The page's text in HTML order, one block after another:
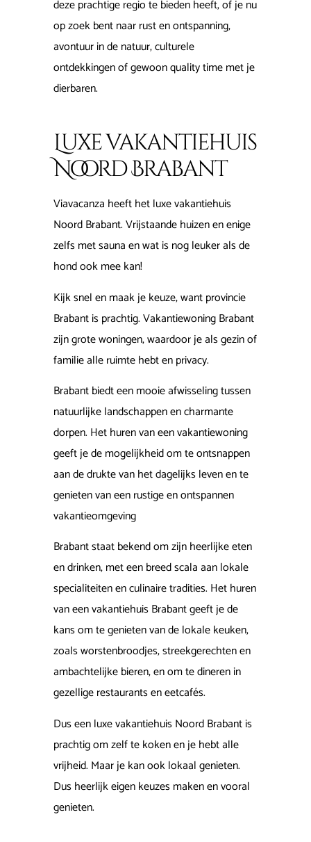
deze prachtige regio te bieden heeft, of je nu
op zoek bent naar rust en ontspanning,
avontuur in de natuur, culturele
ontdekkingen of gewoon quality time met je
dierbaren.
Luxe vakantiehuis
Noord Brabant
Viavacanza heeft het luxe vakantiehuis
Noord Brabant. Vrijstaande huizen en enige
zelfs met sauna en wat is nog leuker als de
hond ook mee kan!
Kijk snel en maak je keuze, want provincie
Brabant is prachtig. Vakantiewoning Brabant
zijn grote woningen, waardoor je als gezin of
familie alle ruimte hebt en privacy.
Brabant biedt een mooie afwisseling tussen
natuurlijke landschappen en charmante
dorpen. Het huren van een vakantiewoning
geeft je de mogelijkheid om te ontsnappen
aan de drukte van het dagelijks leven en te
genieten van een rustige en ontspannen
vakantieomgeving
Brabant staat bekend om zijn heerlijke eten
en drinken, met een breed scala aan lokale
specialiteiten en culinaire tradities. Het huren
van een vakantiehuis Brabant geeft je de
kans om te genieten van de lokale keuken,
zoals worstenbroodjes, streekgerechten en
ambachtelijke bieren, en om te dineren in
gezellige restaurants en eetcafés.
Dus een luxe vakantiehuis Noord Brabant is
prachtig om zelf te koken en je hebt alle
vrijheid. Maar je kan ook lokaal genieten.
Dus heerlijk eigen keuzes maken en vooral
genieten.